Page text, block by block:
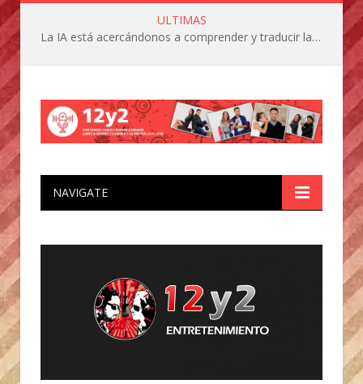
ULTIMAS
La IA está acercándonos a comprender y traducir las vocalizaciones y comportamientos de nuestras mascotas
NAVIGATE